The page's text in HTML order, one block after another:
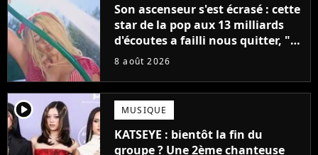
Son ascenseur s'est écrasé : cette
star de la pop aux 13 milliards
d'écoutes a failli nous quitter, "Je
pensais ne plus jamais chanter"
8 août 2026
player2 MUSIQUE
KATSEYE : bientôt la fin du
groupe ? Une 2ème chanteuse